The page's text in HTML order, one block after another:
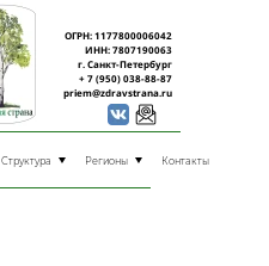
ОГРН: 1177800006042
ИНН: 7807190063
г. Санкт-Петербург
+ 7 (950) 038-88-87
priem@zdravstrana.ru
Структура Регионы Контакты